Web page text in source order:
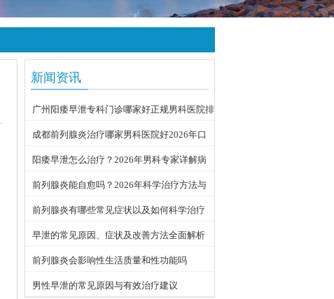
新闻资讯
广州阳痿早泄专科门诊哪家好正规男科医院排
名
成都前列腺炎治疗哪家男科医院好2026年口
碑推荐
阳痿早泄怎么治疗？2026年男科专家详解病
因与科学用药方案
前列腺炎能自愈吗？2026年科学治疗方法与
日常护理指南
前列腺炎有哪些常见症状以及如何科学治疗
早泄的常见原因、症状及改善方法全面解析
前列腺炎会影响性生活质量和性功能吗
男性早泄的常见原因与有效治疗建议